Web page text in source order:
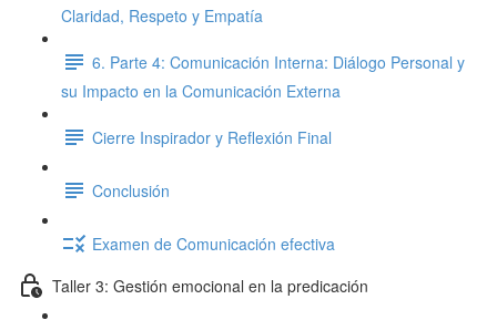
Claridad, Respeto y Empatía
6. Parte 4: Comunicación Interna: Diálogo Personal y
su Impacto en la Comunicación Externa
Cierre Inspirador y Reflexión Final
Conclusión
Examen de Comunicación efectiva
Taller 3: Gestión emocional en la predicación